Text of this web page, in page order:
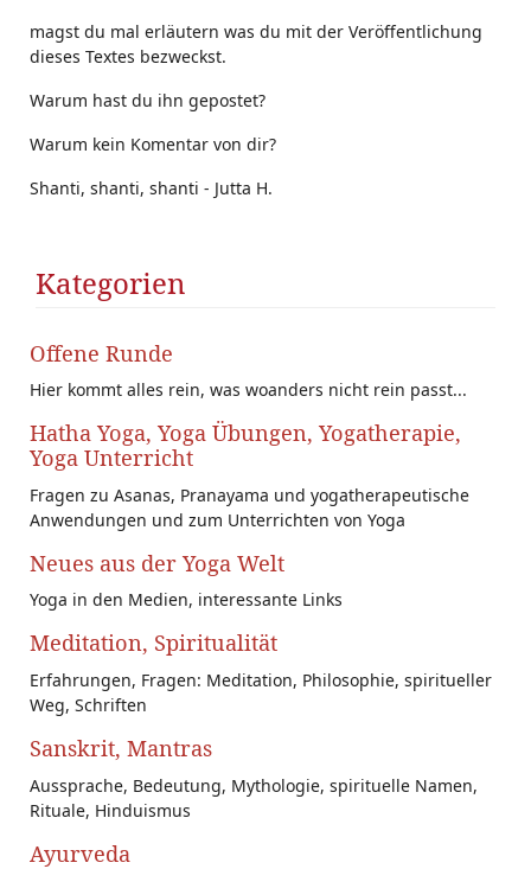
magst du mal erläutern was du mit der Veröffentlichung
dieses Textes bezweckst.
Warum hast du ihn gepostet?
Warum kein Komentar von dir?
Shanti, shanti, shanti - Jutta H.
Kategorien
Offene Runde
Hier kommt alles rein, was woanders nicht rein passt...
Hatha Yoga, Yoga Übungen, Yogatherapie,
Yoga Unterricht
Fragen zu Asanas, Pranayama und yogatherapeutische
Anwendungen und zum Unterrichten von Yoga
Neues aus der Yoga Welt
Yoga in den Medien, interessante Links
Meditation, Spiritualität
Erfahrungen, Fragen: Meditation, Philosophie, spiritueller
Weg, Schriften
Sanskrit, Mantras
Aussprache, Bedeutung, Mythologie, spirituelle Namen,
Rituale, Hinduismus
Ayurveda